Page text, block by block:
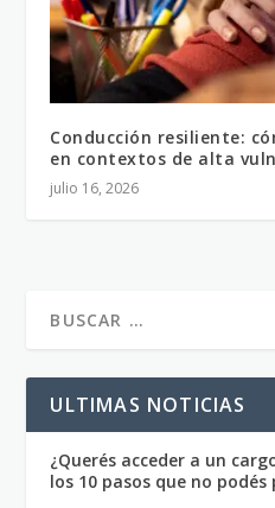
Conducción resiliente:
en contextos de alta
julio 16, 2026
ULTIMAS NOTICIAS
¿Querés acceder a un
los 10 pasos que no